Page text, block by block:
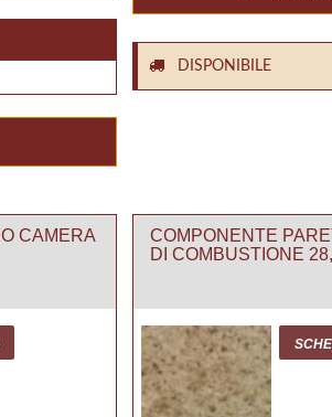
DISPONIBILE
CAMERA
COMPONENTE
DI COMBUSTIONE